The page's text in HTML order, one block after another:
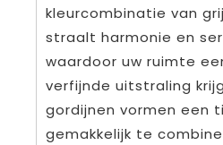
kleurcombinatie van
straalt harmonie en
waardoor uw ruimte
verfijnde uitstraling
gordijnen vormen een
gemakkelijk te